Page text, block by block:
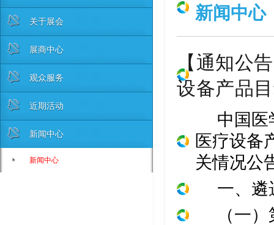
关于展会
展商中心
观众服务
近期活动
新闻中心
新闻中心
新闻中心
【通知公
设备产品
中国医
医疗设备
关情况公
一、遴
（一